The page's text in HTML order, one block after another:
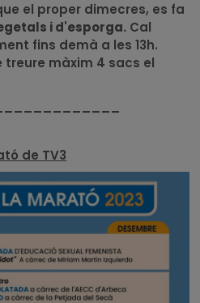
el proper dimecres, es fa
i d'esporga. Cal
fins demà a les 13h.
treure màxim 4 sacs el
de TV3